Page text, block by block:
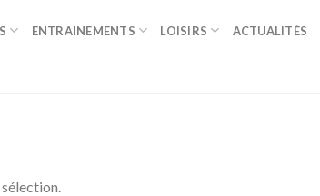
ENTRAINEMENTS LOISIRS ACTUALITÉS